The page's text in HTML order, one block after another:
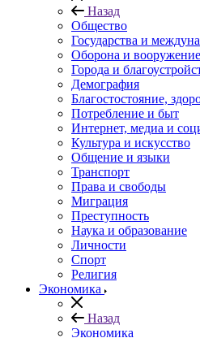
Назад
Общество
Государства и
Оборона и вооружение
Города и
Демография
Благостостояние,
Потребление и быт
Интернет, медиа и
Культура и искусство
Общение и языки
Транспорт
Права и свободы
Миграция
Преступность
Наука и образование
Личности
Спорт
Религия
Экономика
Назад
Экономика